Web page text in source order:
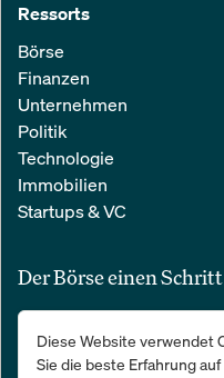
Ressorts
Börse
Finanzen
Unternehmen
Politik
Technologie
Immobilien
Startups & VC
Der Börse einen
Alle relevanten Nachrichten
einfachen E-Mail. 100 %
Diese Website verwendet
Sie die beste Erfahrung